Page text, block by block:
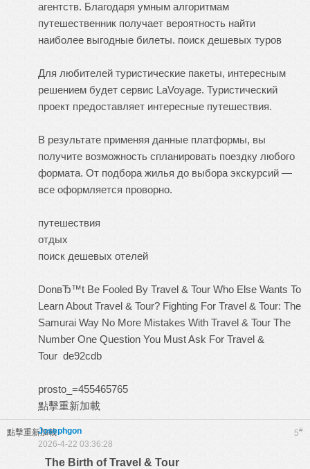
агентств. Благодаря умным алгоритмам
путешественник получает вероятность найти
наиболее выгодные билеты. поиск дешевых туров
Для любителей туристические пакеты, интересным
решением будет сервис LaVoyage. Туристический
проект предоставляет интересные путешествия.
В результате применяя данные платформы, вы
получите возможность спланировать поездку любого
формата. От подбора жилья до выбора экскурсий —
все оформляется проворно.
путешествия
отдых
поиск дешевых отелей
DonвЂ™t Be Fooled By Travel & Tour Who Else Wants To
Learn About Travel & Tour? Fighting For Travel & Tour: The
Samurai Way No More Mistakes With Travel & Tour The
Number One Question You Must Ask For Travel &
Tour de92cdb
prosto_=455465765
點擊重新加載
點擊重新加載 5#
Josephgon
2026-4-22 03:36:28
The Birth of Travel & Tour